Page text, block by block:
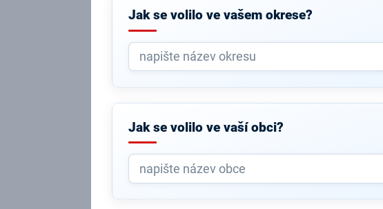
Jak se volilo ve vašem okrese?
Jak se volilo ve vaší obci?